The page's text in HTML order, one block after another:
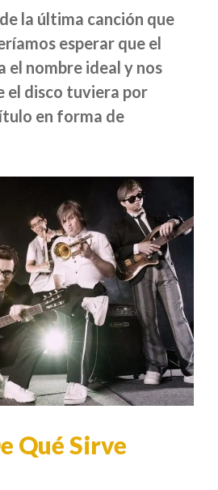
la última canción que
esperar que el
el nombre ideal y nos
el disco tuviera por
en forma de
Qué Sirve